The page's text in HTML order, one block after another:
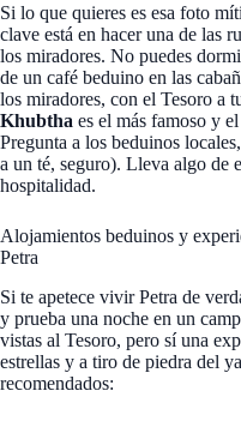
Si lo que quieres es esa foto
clave está en hacer una de las
los miradores. No puedes
de un café beduino en las
los miradores, con el Tesoro a
Khubtha es el más famoso y
Pregunta a los beduinos
a un té, seguro). Lleva algo de
hospitalidad.
Alojamientos beduinos y
Petra
Si te apetece vivir Petra de
y prueba una noche en un
vistas al Tesoro, pero sí una
estrellas y a tiro de piedra del
recomendados: